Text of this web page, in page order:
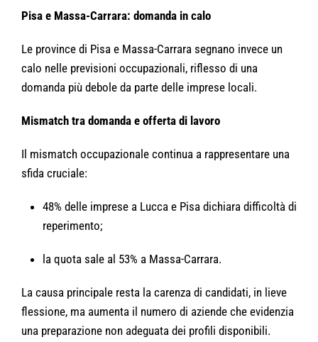
Pisa e Massa-Carrara: domanda in calo
Le province di Pisa e Massa-Carrara segnano invece un
calo nelle previsioni occupazionali, riflesso di una
domanda più debole da parte delle imprese locali.
Mismatch tra domanda e offerta di lavoro
Il mismatch occupazionale continua a rappresentare una
sfida cruciale:
48% delle imprese a Lucca e Pisa dichiara difficoltà di
reperimento;
la quota sale al 53% a Massa-Carrara.
La causa principale resta la carenza di candidati, in lieve
flessione, ma aumenta il numero di aziende che evidenzia
una preparazione non adeguata dei profili disponibili.